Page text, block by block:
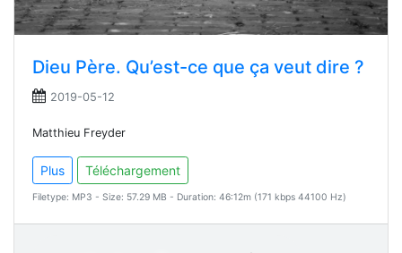
Dieu Père. Qu’est-ce que ça veut dire ?
2019-05-12
Matthieu Freyder
Plus Téléchargement
Filetype: MP3 - Size: 57.29 MB - Duration: 46:12m (171 kbps 44100 Hz)